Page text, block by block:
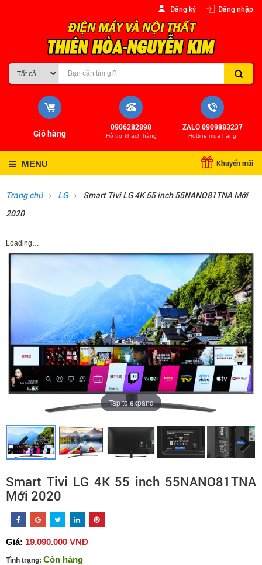
Đăng ký Đăng nhập
ZALO 0909883237
Hotline mua hàng
0906282898
Hỗ trợ khách hàng
Giỏ hàng
Khuyến mãi
MENU
Trang chủ LG
Smart Tivi LG 4K 55 inch 55NANO81TNA Mới
2020
Loading…
Tap to expand
Smart Tivi LG 4K 55 inch 55NANO81TNA
Mới 2020
Giá: 19.090.000 VNĐ
Tình trạng: Còn hàng